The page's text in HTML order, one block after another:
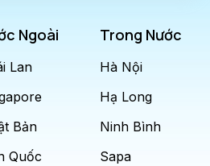
Ngoài
Lan
Bản
Quốc
Trong Nước
Hà Nội
Hạ Long
Ninh Bình
Sapa